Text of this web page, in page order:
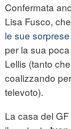
Confermata
Lisa Fusco,
le sue
per la sua
Lellis (tanto
coalizzando
televoto).
La casa del